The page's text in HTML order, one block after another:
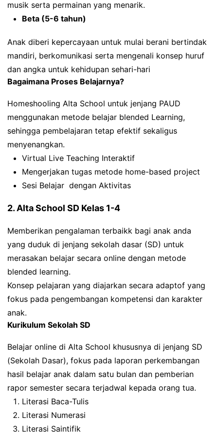
musik serta permainan yang menarik.
Beta (5-6 tahun)
Anak diberi kepercayaan untuk mulai berani bertindak
mandiri, berkomunikasi serta mengenali konsep huruf
dan angka untuk kehidupan sehari-hari
Bagaimana Proses Belajarnya?
Homeshooling Alta School untuk jenjang PAUD
menggunakan metode belajar blended Learning,
sehingga pembelajaran tetap efektif sekaligus
menyenangkan.
Virtual Live Teaching Interaktif
Mengerjakan tugas metode home-based project
Sesi Belajar dengan Aktivitas
2. Alta School SD Kelas 1-4
Memberikan pengalaman terbaikk bagi anak anda
yang duduk di jenjang sekolah dasar (SD) untuk
merasakan belajar secara online dengan metode
blended learning.
Konsep pelajaran yang diajarkan secara adaptof yang
fokus pada pengembangan kompetensi dan karakter
anak.
Kurikulum Sekolah SD
Belajar online di Alta School khususnya di jenjang SD
(Sekolah Dasar), fokus pada laporan perkembangan
hasil belajar anak dalam satu bulan dan pemberian
rapor semester secara terjadwal kepada orang tua.
Literasi Baca-Tulis
Literasi Numerasi
Literasi Saintifik